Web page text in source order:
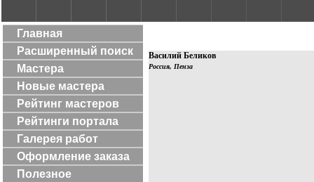
Главная
Расширенный поиск
Мастера
Новые мастера
Рейтинг мастеров
Рейтинги портала
Галерея работ
Оформление заказа
Полезное
Василий Беликов
Россия, Пенза